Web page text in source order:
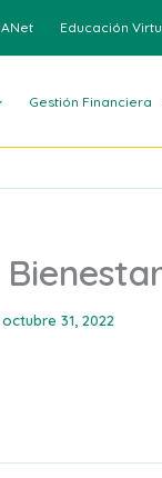
Educación
Gestión Financiera
octubre 31, 2022